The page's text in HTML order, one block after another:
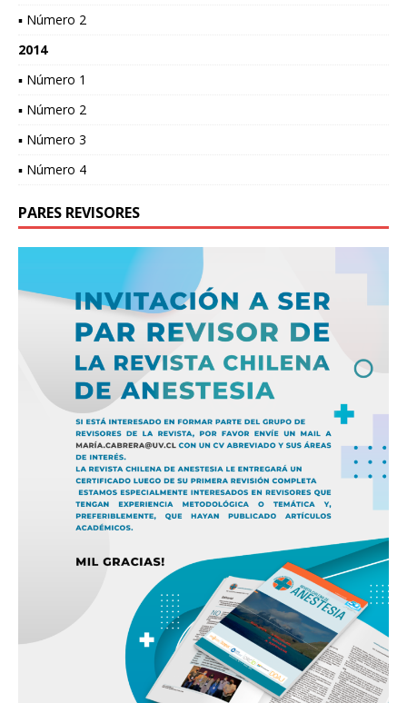
▪ Número 2
2014
▪ Número 1
▪ Número 2
▪ Número 3
▪ Número 4
PARES REVISORES